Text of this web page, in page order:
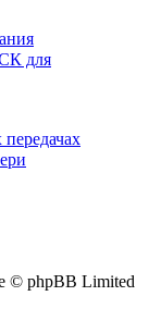
для
© phpBB Limited